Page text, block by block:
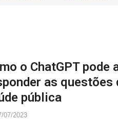
o ChatGPT pode
as questões
pública
07/2023